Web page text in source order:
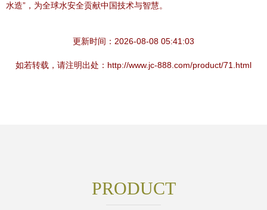
水造”，为全球水安全贡献中国技术与智慧。
更新时间：2026-08-08 05:41:03
如若转载，请注明出处：http://www.jc-888.com/product/71.html
PRODUCT